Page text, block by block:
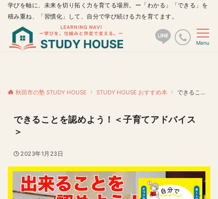
学びを軸に、未来を切り拓く力を育てる場所。ー「わかる」「できる」を
積み重ね、「習慣化」して、自分で学び続ける力を育てます。
Menu
秋田市の塾 STUDY HOUSE STUDY HOUSE おすすめ本 できることを認めよう！＜子育てアドバイス＞
できることを認めよう！＜子育てアドバイス
＞
2023年1月23日